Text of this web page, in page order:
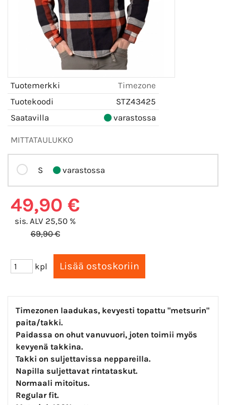
Tuotemerkki
Timezone
Tuotekoodi
STZ43425
Saatavilla
varastossa
MITTATAULUKKO
S varastossa
49,90 €
sis. ALV 25,50 %
69,90 €
kpl
Timezonen laadukas, kevyesti topattu "metsurin"
paita/takki.
Paidassa on ohut vanuvuori, joten toimii myös
kevyenä takkina.
Takki on suljettavissa neppareilla.
Napilla suljettavat rintataskut.
Normaali mitoitus.
Regular fit.